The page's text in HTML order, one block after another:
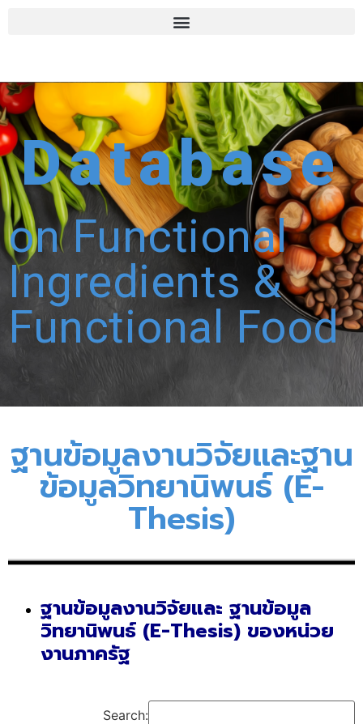
Database
on Functional
Ingredients &
Functional Food
ฐานข้อมูลงานวิจัยและฐาน
ข้อมูลวิทยานิพนธ์ (E-
Thesis)
ฐานข้อมูลงานวิจัยและ ฐานข้อมูล
วิทยานิพนธ์ (E-Thesis) ของหน่วย
งานภาครัฐ
Search: